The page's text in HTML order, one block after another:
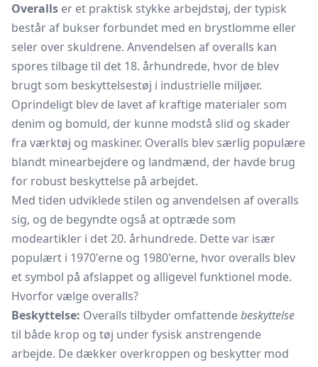
Overalls er et praktisk stykke arbejdstøj, der typisk
består af bukser forbundet med en brystlomme eller
seler over skuldrene. Anvendelsen af overalls kan
spores tilbage til det 18. århundrede, hvor de blev
brugt som beskyttelsestøj i industrielle miljøer.
Oprindeligt blev de lavet af kraftige materialer som
denim og bomuld, der kunne modstå slid og skader
fra værktøj og maskiner. Overalls blev særlig populære
blandt minearbejdere og landmænd, der havde brug
for robust beskyttelse på arbejdet.
Med tiden udviklede stilen og anvendelsen af overalls
sig, og de begyndte også at optræde som
modeartikler i det 20. århundrede. Dette var især
populært i 1970'erne og 1980'erne, hvor overalls blev
et symbol på afslappet og alligevel funktionel mode.
Hvorfor vælge overalls?
Beskyttelse: Overalls tilbyder omfattendebeskyttelse
til både krop og tøj under fysisk anstrengende
arbejde. De dækker overkroppen og beskytter mod